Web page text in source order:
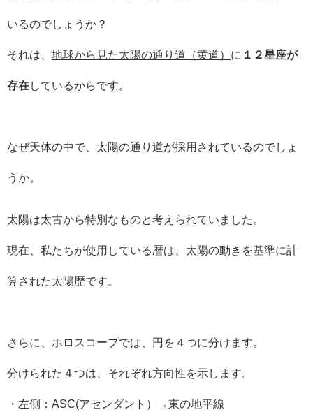
いるのでしょうか？
それは、 地球から見た太陽の通り道（黄道） に １２星座が
存在しているからです。
なぜ天体の中で、太陽の通り道が採用されているのでしょ
うか。
太陽は太古から特別なものと考えられていました。
現在、私たちが使用している暦は、太陽の動きを基準に計
算された太陽歴です。
さらに、ホロスコープでは、円を４つに分けます。
分けられた４つは、それぞれ方向性を示します。
・左側：ASC(アセンダント）→東の地平線